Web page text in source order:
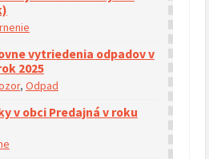
vytriedenia odpadov v
2025
, Odpad
v obci Predajná v roku